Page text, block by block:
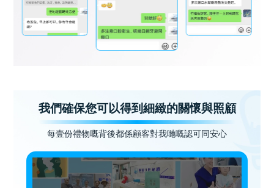
我們確保您可以得到細緻的關懷與照顧
每壹份禮物嘅背後都係顧客對我哋嘅認可同安心